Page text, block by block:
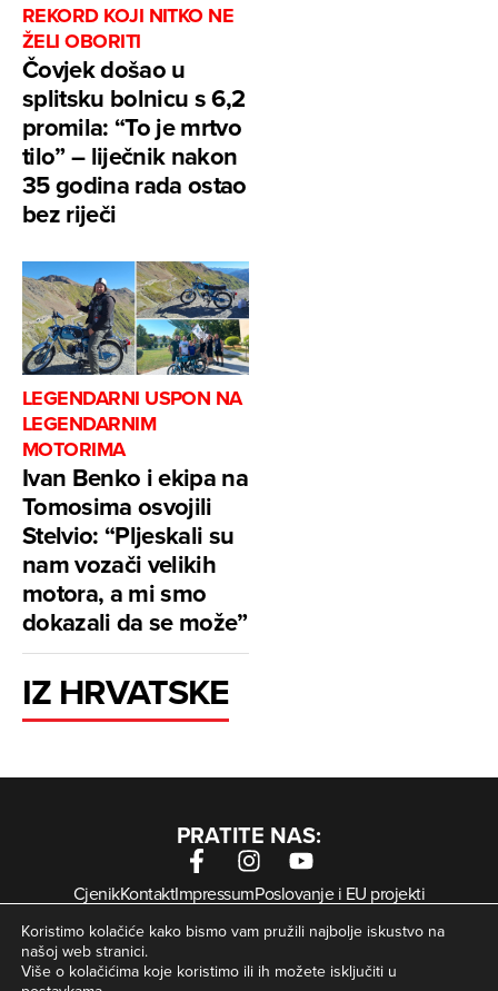
REKORD KOJI NITKO NE
ŽELI OBORITI
Čovjek došao u
splitsku bolnicu s 6,2
promila: “To je mrtvo
tilo” – liječnik nakon
35 godina rada ostao
bez riječi
LEGENDARNI USPON NA
LEGENDARNIM
MOTORIMA
Ivan Benko i ekipa na
Tomosima osvojili
Stelvio: “Pljeskali su
nam vozači velikih
motora, a mi smo
dokazali da se može”
IZ HRVATSKE
PRATITE NAS:
CjenikKontaktImpressumPoslovanje i EU projekti
Arhiva digitalnih novina
Uvjeti korištenjaZaštita privatnosti
Kolačići
Koristimo kolačiće kako bismo vam pružili najbolje iskustvo na
našoj web stranici.
Više o kolačićima koje koristimo ili ih možete isključiti u